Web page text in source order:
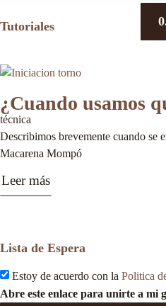
Tutoriales
¿Cuando usamos
técnica
Describimos brevemente cuando se
Macarena Mompó
Leer más
Lista de Espera
Estoy de acuerdo con la Politica
Abre este enlace para unirte a mi